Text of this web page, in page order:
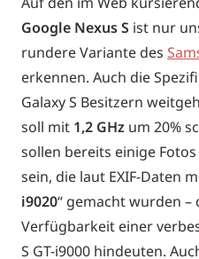
Google Nexus S ist nur
rundere Variante des
erkennen. Auch die
Galaxy S Besitzern
soll mit 1,2 GHz um 20%
sollen bereits einige
sein, die laut EXIF-Daten
i9020“ gemacht wurden
Verfügbarkeit einer
S GT-i9000 hindeuten.